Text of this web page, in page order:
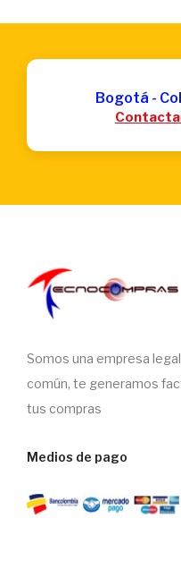
Bogotá -
Somos una empresa
común, te generamos
tus compras
Medios de pago